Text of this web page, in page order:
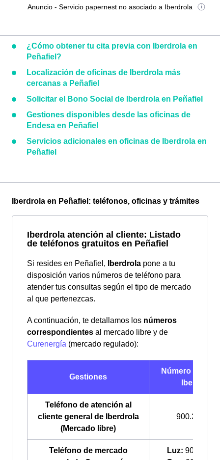
Anuncio - Servicio papernest no asociado a Iberdrola
¿Cómo obtener tu cita previa con Iberdrola en
Peñafiel?
Localización de oficinas de Iberdrola más
cercanas a Peñafiel
Solicitar el Bono Social de Iberdrola en Peñafiel
Gestiones disponibles desde las oficinas de
Endesa en Peñafiel
Servicios adicionales en oficinas de Iberdrola en
Peñafiel
Iberdrola en Peñafiel: teléfonos, oficinas y trámites
Iberdrola atención al cliente: Listado
de teléfonos gratuitos en Peñafiel
Si resides en Peñafiel, Iberdrola pone a tu
disposición varios números de teléfono para
atender tus consultas según el tipo de mercado
al que pertenezcas.
A continuación, te detallamos los números
correspondientes al mercado libre y de
Curenergía (mercado regulado):
Gestiones
Número de
Iberdrola
Teléfono de atención al
cliente general de Iberdrola
(Mercado libre)
900.225.235
Teléfono de mercado
Luz: